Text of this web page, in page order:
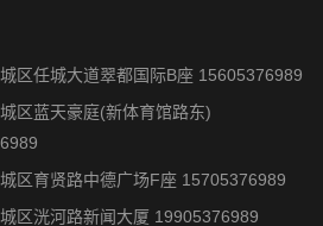
区任城大道翠都国际B座 15605376989
区蓝天豪庭(新体育馆路东)
区育贤路中德广场F座 15705376989
区洸河路新闻大厦 19905376989